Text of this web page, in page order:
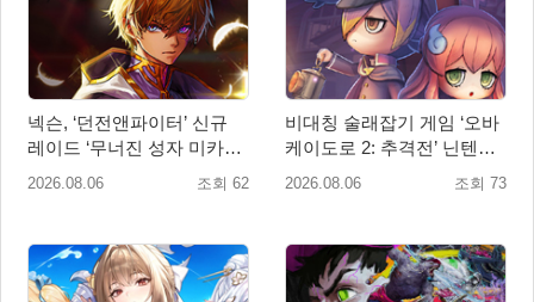
넥슨, ‘던전앤파이터’ 신규
레이드 ‘무너진 성자 미카엘
라’ 업데이트!
2026.08.06 조회 62
비대칭 술래잡기 게임 ‘오바
케이도로 2: 추격전’ 닌텐도
eShop 출시
2026.08.06 조회 73